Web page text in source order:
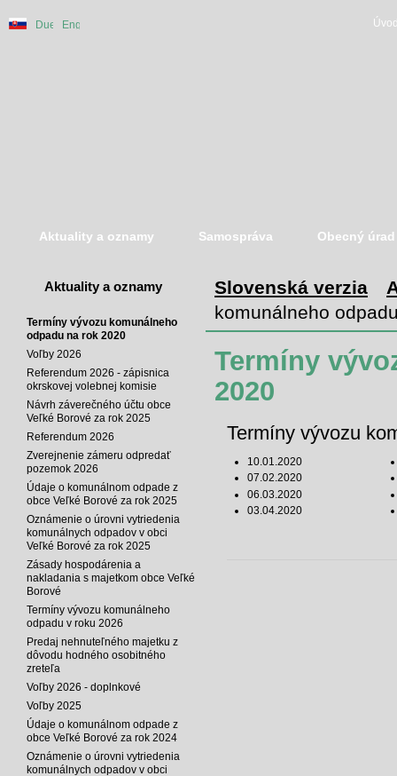
SlovenskáDuetsche
English
Aktuality a oznamy Samospráva Obecný úrad
Aktuality a oznamy
Termíny vývozu komunálneho
odpadu na rok 2020
Voľby 2026
Referendum 2026 - zápisnica
okrskovej volebnej komisie
Návrh záverečného účtu obce
Veľké Borové za rok 2025
Referendum 2026
Zverejnenie zámeru odpredať
pozemok 2026
Údaje o komunálnom odpade z
obce Veľké Borové za rok 2025
Oznámenie o úrovni vytriedenia
komunálnych odpadov v obci
Veľké Borové za rok 2025
Zásady hospodárenia a
nakladania s majetkom obce Veľké
Borové
Termíny vývozu komunálneho
odpadu v roku 2026
Predaj nehnuteľného majetku z
dôvodu hodného osobitného
zreteľa
Voľby 2026 - doplnkové
Voľby 2025
Údaje o komunálnom odpade z
obce Veľké Borové za rok 2024
Oznámenie o úrovni vytriedenia
komunálnych odpadov v obci
Slovenská verzia
komunálneho
Termíny
2020
Termíny vývozu
10.01.2020
07.02.2020
06.03.2020
03.04.2020